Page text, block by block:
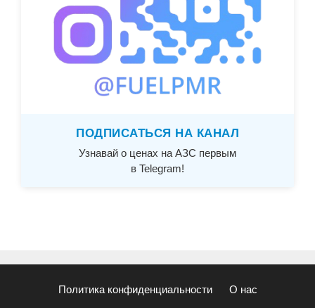
ПОДПИСАТЬСЯ НА КАНАЛ
Узнавай о ценах на АЗС первым
в Telegram!
Политика конфиденциальности О нас